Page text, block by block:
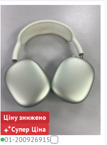
Ціну знижено
Супер Ціна
01-200926915